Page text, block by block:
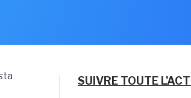
SUIVRE TOUTE